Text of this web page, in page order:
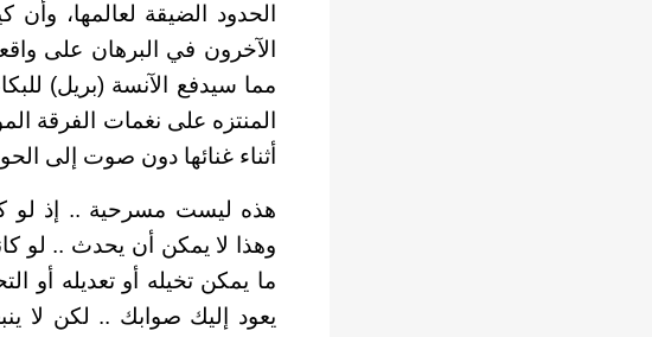
الحدود الضيقة لعالمها،
الآخرون في البرهان على
مما سيدفع الآنسة (بريل)
المنتزه على نغمات الفرقة
أثناء غنائها دون صوت إلى
هذه ليست مسرحية .. إذ لو
وهذا لا يمكن أن يحدث .. لو
ما يمكن تخيله أو تعديله أو
يعود إليك صوابك .. لكن لا